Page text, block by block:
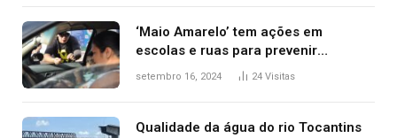
‘Maio Amarelo’ tem ações em
escolas e ruas para prevenir
acidentes no trânsito no AP
setembro 16, 2024 24 Visitas
Qualidade da água do rio Tocantins